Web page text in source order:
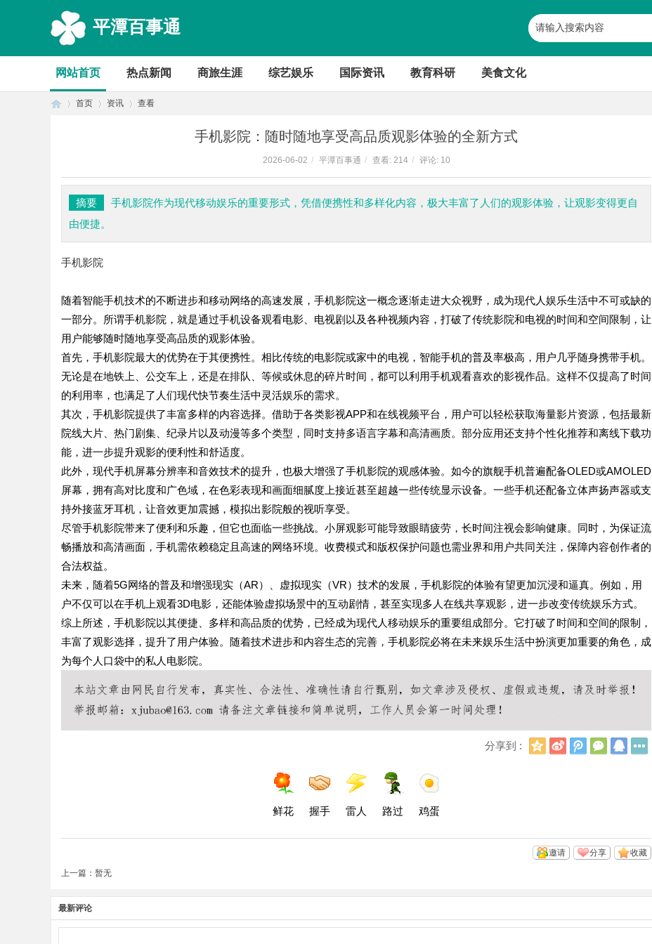
平潭百事通
网站首页 热点新闻 商旅生涯 综艺娱乐 国际资讯 教育科研 美食文化
首页 资讯 查看
手机影院：随时随地享受高品质观影体验的全新方式
2026-06-02 / 平潭百事通 / 查看: 214 / 评论: 10
摘要
手机影院作为现代移动娱乐的重要形式，凭借便携性和多样化内容，极大丰富了人们的观影体验，让观影变得更自
由便捷。
手机影院
随着智能手机技术的不断进步和移动网络的高速发展，手机影院这一概念逐渐走进大众视野，成为现代人娱乐生活中不可或缺的
一部分。所谓手机影院，就是通过手机设备观看电影、电视剧以及各种视频内容，打破了传统影院和电视的时间和空间限制，让
用户能够随时随地享受高品质的观影体验。
首先，手机影院最大的优势在于其便携性。相比传统的电影院或家中的电视，智能手机的普及率极高，用户几乎随身携带手机。
无论是在地铁上、公交车上，还是在排队、等候或休息的碎片时间，都可以利用手机观看喜欢的影视作品。这样不仅提高了时间
的利用率，也满足了人们现代快节奏生活中灵活娱乐的需求。
其次，手机影院提供了丰富多样的内容选择。借助于各类影视APP和在线视频平台，用户可以轻松获取海量影片资源，包括最新
院线大片、热门剧集、纪录片以及动漫等多个类型，同时支持多语言字幕和高清画质。部分应用还支持个性化推荐和离线下载功
能，进一步提升观影的便利性和舒适度。
此外，现代手机屏幕分辨率和音效技术的提升，也极大增强了手机影院的观感体验。如今的旗舰手机普遍配备OLED或AMOLED
屏幕，拥有高对比度和广色域，在色彩表现和画面细腻度上接近甚至超越一些传统显示设备。一些手机还配备立体声扬声器或支
持外接蓝牙耳机，让音效更加震撼，模拟出影院般的视听享受。
尽管手机影院带来了便利和乐趣，但它也面临一些挑战。小屏观影可能导致眼睛疲劳，长时间注视会影响健康。同时，为保证流
畅播放和高清画面，手机需依赖稳定且高速的网络环境。收费模式和版权保护问题也需业界和用户共同关注，保障内容创作者的
合法权益。
未来，随着5G网络的普及和增强现实（AR）、虚拟现实（VR）技术的发展，手机影院的体验有望更加沉浸和逼真。例如，用
户不仅可以在手机上观看3D电影，还能体验虚拟场景中的互动剧情，甚至实现多人在线共享观影，进一步改变传统娱乐方式。
综上所述，手机影院以其便捷、多样和高品质的优势，已经成为现代人移动娱乐的重要组成部分。它打破了时间和空间的限制，
丰富了观影选择，提升了用户体验。随着技术进步和内容生态的完善，手机影院必将在未来娱乐生活中扮演更加重要的角色，成
为每个人口袋中的私人电影院。
分享到 :
Q
新
浪
腾
讯
微
信
Q
鲜花 握手 雷人 路过 鸡蛋
收藏
分享
邀请
上一篇：暂无
最新评论